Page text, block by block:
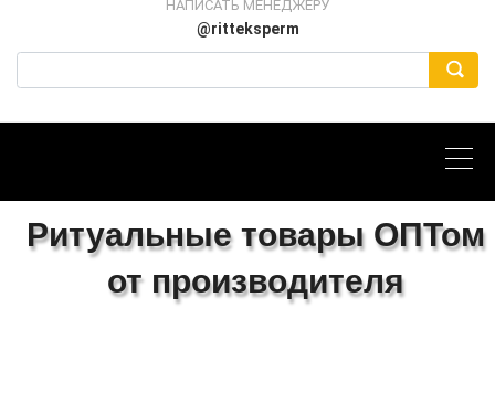
НАПИСАТЬ МЕНЕДЖЕРУ
@ritteksperm
Ритуальные товары ОПТом
от производителя